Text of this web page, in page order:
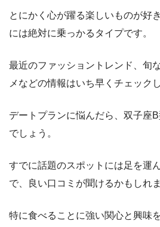
とにかく心が躍る楽しいものが好
には絶対に乗っかるタイプです。
最近のファッショントレンド、旬
メなどの情報はいち早くチェック
デートプランに悩んだら、双子座
でしょう。
すでに話題のスポットには足を運
で、良い口コミが聞けるかもしれま
特に食べることに強い関心と興味